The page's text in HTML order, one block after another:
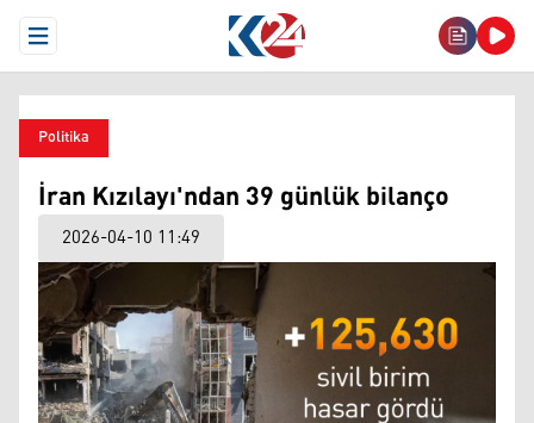
Open Menu
Politika
İran Kızılayı'ndan 39 günlük bilanço
2026-04-10 11:49